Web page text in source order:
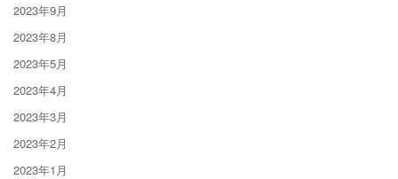
2023年9月
2023年8月
2023年5月
2023年4月
2023年3月
2023年2月
2023年1月